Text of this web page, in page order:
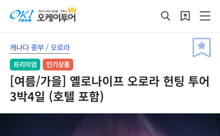
캐나다 중부 /오로라
프리미엄 인기상품
[여름/가을] 옐로나이프 오로라 헌팅 투어
3박4일 (호텔 포함)